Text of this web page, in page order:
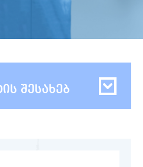
შესახებ